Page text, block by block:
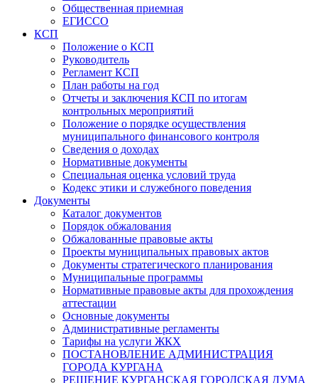
Общественная приемная
ЕГИССО
КСП
Положение о КСП
Руководитель
Регламент КСП
План работы на год
Отчеты и заключения КСП по итогам
контрольных мероприятий
Положение о порядке осуществления
муниципального финансового контроля
Сведения о доходах
Нормативные документы
Специальная оценка условий труда
Кодекс этики и служебного поведения
Документы
Каталог документов
Порядок обжалования
Обжалованные правовые акты
Проекты муниципальных правовых актов
Документы стратегического планирования
Муниципальные программы
Нормативные правовые акты для прохождения
аттестации
Основные документы
Административные регламенты
Тарифы на услуги ЖКХ
ПОСТАНОВЛЕНИЕ АДМИНИСТРАЦИЯ
ГОРОДА КУРГАНА
РЕШЕНИЕ КУРГАНСКАЯ ГОРОДСКАЯ ДУМА